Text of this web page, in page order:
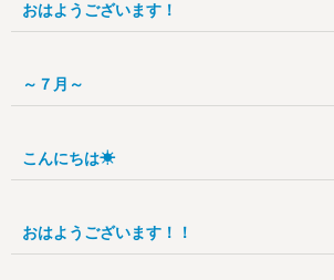
おはようございます！
～７月～
こんにちは☀
おはようございます！！